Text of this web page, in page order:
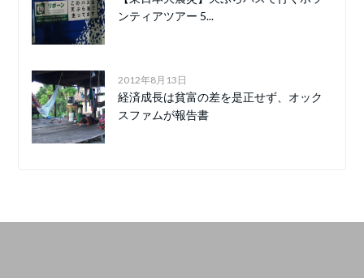
ンティアツアー 5...
2012年8月13日
経済成長は貧富の差を是正せず、オック
スファムが報告書